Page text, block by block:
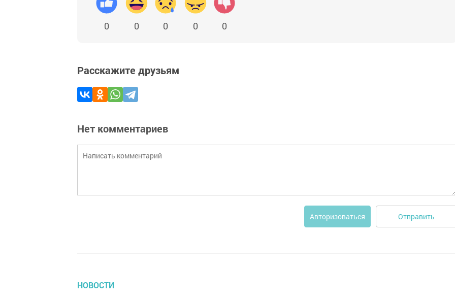
0 0 0 0 0
Расскажите друзьям
Нет комментариев
Авторизоваться Отправить
НОВОСТИ